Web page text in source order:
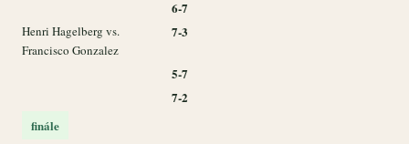
6-7
Henri Hagelberg vs.
Francisco Gonzalez
7-3
5-7
7-2
finále